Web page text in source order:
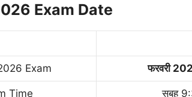
Exam Date
Exam फरवरी
Time सुबह